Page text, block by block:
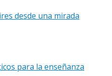
desde una mirada
para la enseñanza